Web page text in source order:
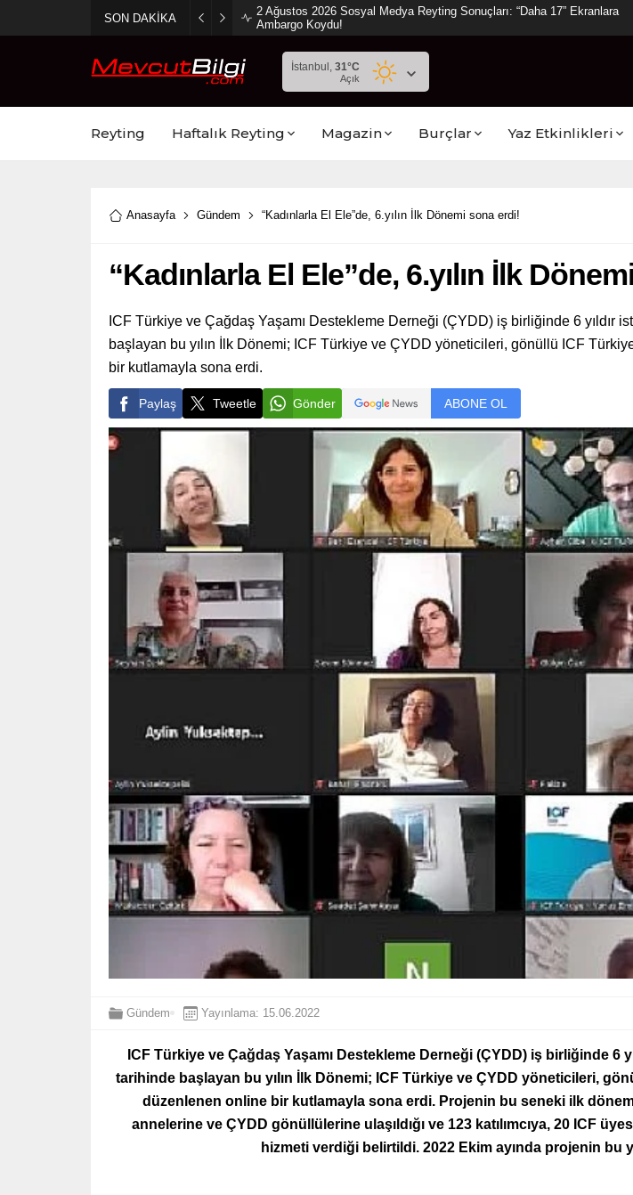
SON DAKİKA
2 Ağustos 2026 Sosyal Medya Reyting Sonuçları: “Daha 17” Ekranlara
Ambargo Koydu!
İstanbul, 31°C
Açık
Reyting Haftalık Reyting Magazin Burçlar Yaz Etkinlikleri
Anasayfa Gündem “Kadınlarla El Ele”de, 6.yılın İlk Dönemi sona erdi!
“Kadınlarla El Ele”de, 6.yılın İlk
ICF Türkiye ve Çağdaş Yaşamı Destekleme Derneği (ÇYDD) iş birliğinde 6
başlayan bu yılın İlk Dönemi; ICF Türkiye ve ÇYDD yöneticileri, gönüllü ICF
bir kutlamayla sona erdi.
Paylaş Tweetle Gönder ABONE OL
Gündem Yayınlama: 15.06.2022
ICF Türkiye ve Çağdaş Yaşamı Destekleme Derneği (ÇYDD) iş birliğinde
tarihinde başlayan bu yılın İlk Dönemi; ICF Türkiye ve ÇYDD yöneticileri,
düzenlenen online bir kutlamayla sona erdi. Projenin bu seneki ilk
annelerine ve ÇYDD gönüllülerine ulaşıldığı ve 123 katılımcıya, 20 ICF
hizmeti verdiği belirtildi. 2022 Ekim ayında projenin bu